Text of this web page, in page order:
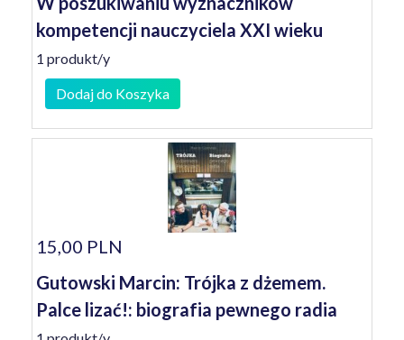
kompetencji nauczyciela XXI wieku
1 produkt/y
Dodaj do Koszyka
15,00 PLN
Gutowski Marcin: Trójka z dżemem.
Palce lizać!: biografia pewnego radia